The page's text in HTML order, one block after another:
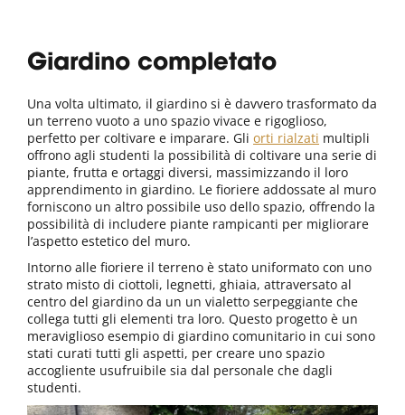
Giardino completato
Una volta ultimato, il giardino si è davvero trasformato da
un terreno vuoto a uno spazio vivace e rigoglioso,
perfetto per coltivare e imparare. Gli orti rialzati multipli
offrono agli studenti la possibilità di coltivare una serie di
piante, frutta e ortaggi diversi, massimizzando il loro
apprendimento in giardino. Le fioriere addossate al muro
forniscono un altro possibile uso dello spazio, offrendo la
possibilità di includere piante rampicanti per migliorare
l’aspetto estetico del muro.
Intorno alle fioriere il terreno è stato uniformato con uno
strato misto di ciottoli, legnetti, ghiaia, attraversato al
centro del giardino da un un vialetto serpeggiante che
collega tutti gli elementi tra loro. Questo progetto è un
meraviglioso esempio di giardino comunitario in cui sono
stati curati tutti gli aspetti, per creare uno spazio
accogliente usufruibile sia dal personale che dagli
studenti.